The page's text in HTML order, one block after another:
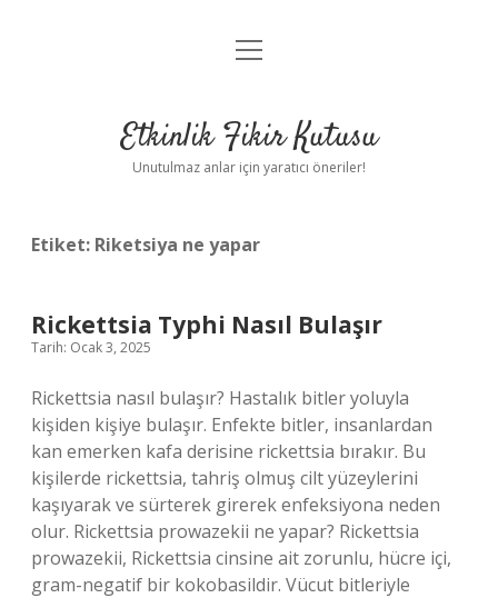
Anasayfa
Yasal Uyarı
menüyü
Etkinlik Fikir Kutusu
Unutulmaz anlar için yaratıcı öneriler!
Etiket: Riketsiya ne yapar
Rickettsia Typhi Nasıl Bulaşır
Tarih: Ocak 3, 2025
Rickettsia nasıl bulaşır? Hastalık bitler yoluyla
kişiden kişiye bulaşır. Enfekte bitler, insanlardan
kan emerken kafa derisine rickettsia bırakır. Bu
kişilerde rickettsia, tahriş olmuş cilt yüzeylerini
kaşıyarak ve sürterek girerek enfeksiyona neden
olur. Rickettsia prowazekii ne yapar? Rickettsia
prowazekii, Rickettsia cinsine ait zorunlu, hücre içi,
gram-negatif bir kokobasildir. Vücut bitleriyle